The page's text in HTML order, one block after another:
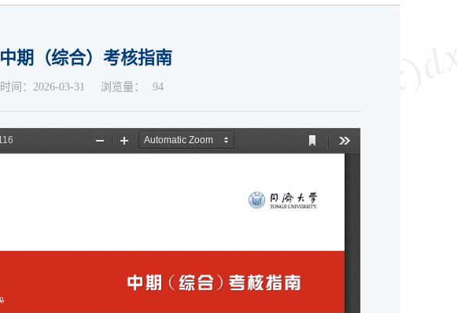
中期（综合）考核指南
时间：2026-03-31 浏览量： 94